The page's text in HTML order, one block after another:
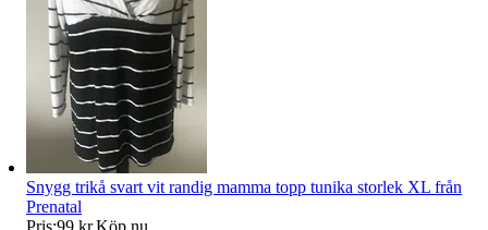
Snygg trikå svart vit randig mamma topp tunika storlek XL från
Prenatal